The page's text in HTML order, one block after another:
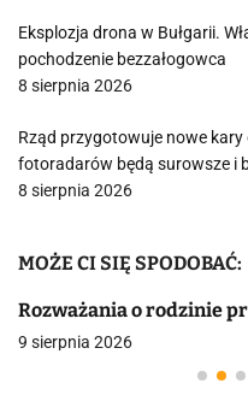
Eksplozja drona w Bułgarii.
pochodzenie bezzałogowca
8 sierpnia 2026
Rząd przygotowuje nowe
fotoradarów będą surowsze i
8 sierpnia 2026
MOŻE CI SIĘ SPODOBAĆ:
Rozważania o rodzinie
9 sierpnia 2026